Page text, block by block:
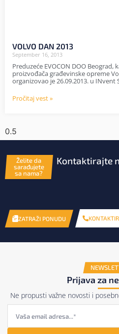
VOLVO DAN 2013
September 16, 2013
Preduzeće EVOCON DOO Beograd,
proizvođača građevinske opreme
organizovao je 26.09.2013. u INvent
Pročitaj vest »
Želite da
sarađujete
sa nama?
Kontaktirajte
ZATRAŽI PONUDU
Prijava za
Ne propusti važne novosti i